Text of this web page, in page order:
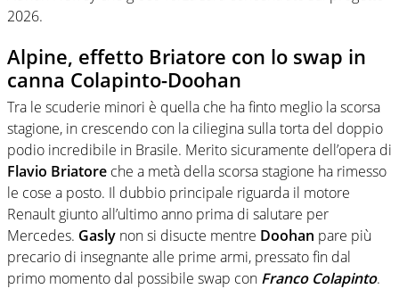
2026.
Alpine, effetto Briatore con lo swap in
canna Colapinto-Doohan
Tra le scuderie minori è quella che ha finto meglio la scorsa
stagione, in crescendo con la ciliegina sulla torta del doppio
podio incredibile in Brasile. Merito sicuramente dell’opera di
Flavio Briatore che a metà della scorsa stagione ha rimesso
le cose a posto. Il dubbio principale riguarda il motore
Renault giunto all’ultimo anno prima di salutare per
Mercedes. Gasly non si disucte mentre Doohan pare più
precario di insegnante alle prime armi, pressato fin dal
primo momento dal possibile swap con Franco Colapinto.